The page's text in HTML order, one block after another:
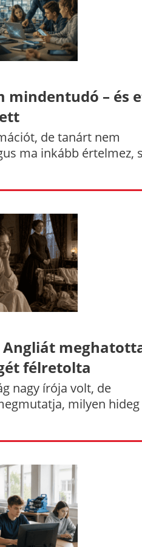
mindentudó – és
de tanárt nem
ma inkább értelmez,
Angliát
félretolta
nagy írója volt, de
milyen hideg